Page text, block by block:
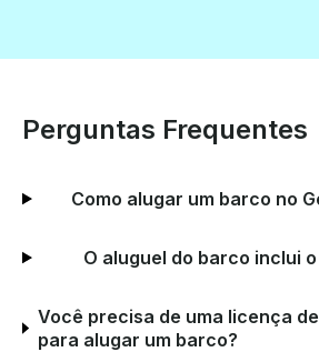
Perguntas Frequentes
Como alugar um barco no
O aluguel do barco inclui
Você precisa de uma licença
para alugar um barco?